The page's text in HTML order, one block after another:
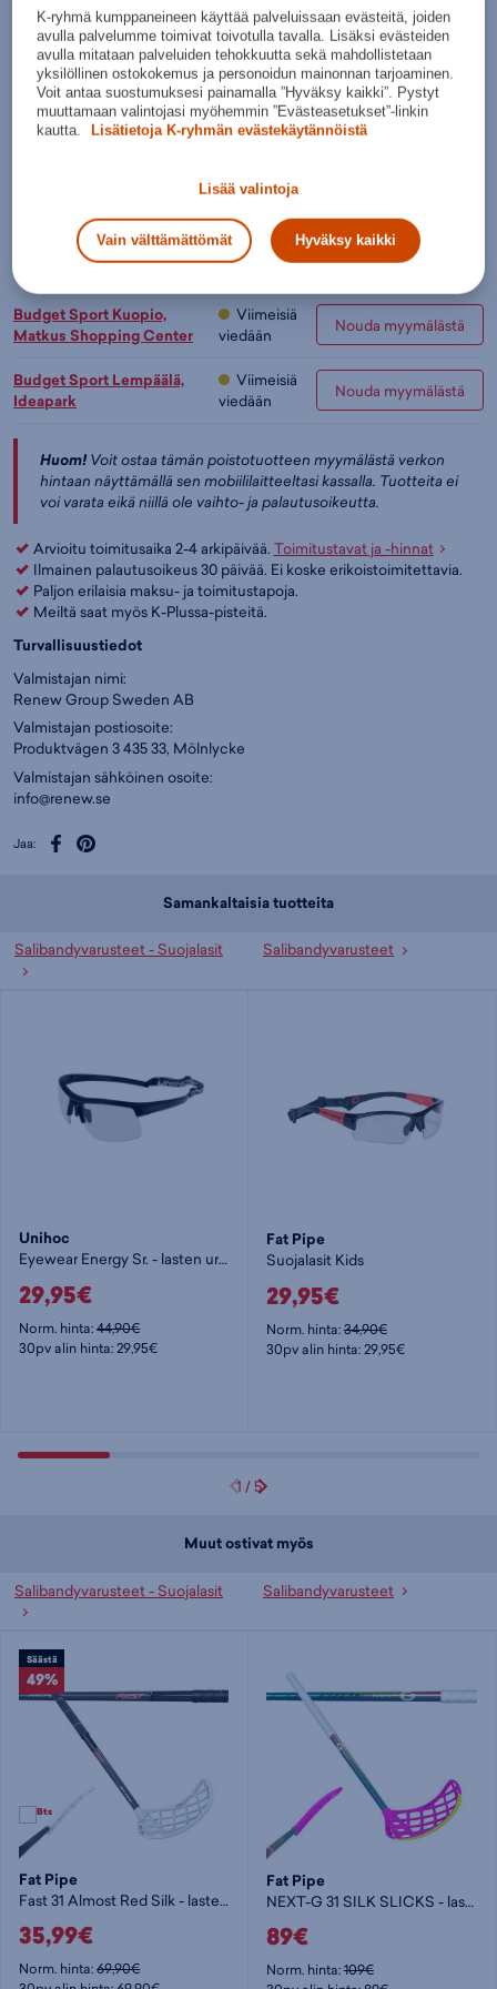
Värit:
Musta
Valintaopas näin valitset suojalasit salibandyyn
Lisää ostoskoriin
Tarkista saatavuus ja nouda myymälästä
Verkkokauppa: SaatavillaMyymälät: Saatavilla
Budget Sport Kuopio,
Matkus Shopping Center
Viimeisiä
viedään
Nouda myymälästä
Budget Sport Lempäälä,
Ideapark
Viimeisiä
viedään
Nouda myymälästä
Huom!Voit ostaa tämän poistotuotteen myymälästä verkon
hintaan näyttämällä sen mobiililaitteeltasi kassalla. Tuotteita ei
voi varata eikä niillä ole vaihto- ja palautusoikeutta.
Arvioitu toimitusaika 2-4 arkipäivää. Toimitustavat ja -hinnat
Ilmainen palautusoikeus 30 päivää. Ei koske erikoistoimitettavia.
Paljon erilaisia maksu- ja toimitustapoja.
Meiltä saat myös K-Plussa-pisteitä.
Turvallisuustiedot
Valmistajan nimi:
Renew Group Sweden AB
Valmistajan postiosoite:
Produktvägen 3 435 33, Mölnlycke
Valmistajan sähköinen osoite:
info@renew.se
Jaa:
Samankaltaisia tuotteita
Salibandyvarusteet - Suojalasit Salibandyvarusteet
Unihoc
Eyewear Energy Sr. - lasten urheilulasit
29,95€
Norm. hinta:44,90€
30pv alin hinta: 29,95€
Fat Pipe
Suojalasit Kids
29,95€
Norm. hinta:34,90€
30pv alin hinta: 29,95€
1 /5
Muut ostivat myös
Salibandyvarusteet - Suojalasit Salibandyvarusteet
Säästä
49%
Fat Pipe
Fast 31 Almost Red Silk - lasten salibandymaila
35,99€
Norm. hinta:69,90€
Fat Pipe
NEXT-G 31 SILK SLICKS - lasten salibandymaila
89€
Norm. hinta:109€
K-ryhmä kumppaneineen käyttää palveluissaan evästeitä, joiden
avulla palvelumme toimivat toivotulla tavalla. Lisäksi evästeiden
avulla mitataan palveluiden tehokkuutta sekä mahdollistetaan
yksilöllinen ostokokemus ja personoidun mainonnan tarjoaminen.
Voit antaa suostumuksesi painamalla ”Hyväksy kaikki”. Pystyt
muuttamaan valintojasi myöhemmin ”Evästeasetukset”-linkin
kautta.
Lisätietoja K-ryhmän evästekäytännöistä
Lisää valintoja
Vain välttämättömät Hyväksy kaikki